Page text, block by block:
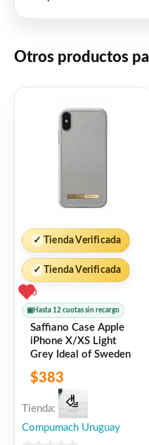
Otros productos
✓ Tienda Verificada
✓ Tienda Verificada
0
▣ Hasta 12 cuotas sin recargo
Saffiano Case Apple
iPhone X/XS Light
Grey Ideal of Sweden
$383
Tienda:
Compumach Uruguay